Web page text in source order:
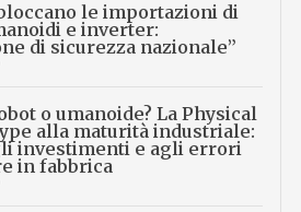
le importazioni di
e inverter:
di sicurezza nazionale”
o umanoide? La Physical
alla maturità industriale:
investimenti e agli errori
in fabbrica